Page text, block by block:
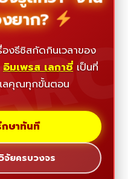
ยาก?
งธีซิสกัดกินเวลาของ
อิมเพรส เลกาซี่ เป็นที่
ลคุณทุกขั้นตอน
ษาทันที
จัยครบวงจร